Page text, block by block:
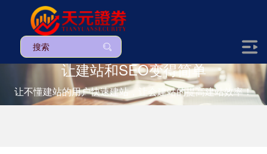
让建站和SEO变得简单
让不懂建站的用户快速建站，让会建站的提高建站效率！